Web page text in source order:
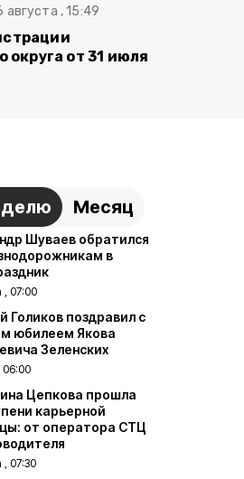
августа , 15:49
округа от 31 июля
Месяц
Шуваев обратился
в
, 07:00
Голиков поздравил с
юбилеем Якова
Зеленских
06:00
Цепкова прошла
карьерной
от оператора СТЦ
, 07:30